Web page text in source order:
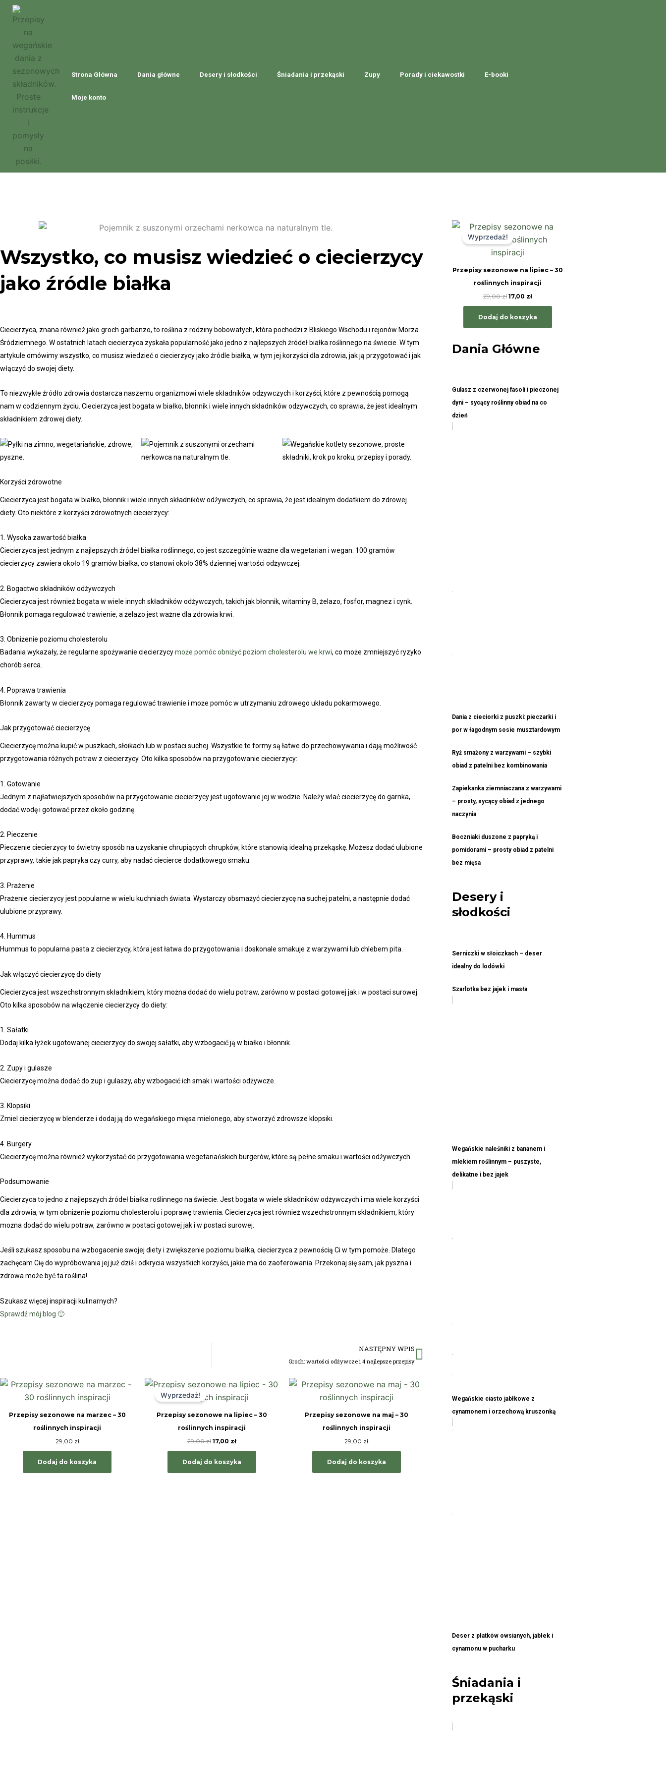
Przejdź
Strona Główna Dania główne Desery i słodkości Śniadania i przekąski Zupy Porady i ciekawostki E-booki
Moje konto
Wszystko, co musisz wiedzieć o ciecierzycy
jako źródle białka
Ciecierzyca, znana również jako groch garbanzo, to roślina z rodziny bobowatych, która pochodzi z Bliskiego Wschodu i rejonów Morza
Śródziemnego. W ostatnich latach ciecierzyca zyskała popularność jako jedno z najlepszych źródeł białka roślinnego na świecie. W tym
artykule omówimy wszystko, co musisz wiedzieć o ciecierzycy jako źródle białka, w tym jej korzyści dla zdrowia, jak ją przygotować i jak
włączyć do swojej diety.
To niezwykłe źródło zdrowia dostarcza naszemu organizmowi wiele składników odżywczych i korzyści, które z pewnością pomogą
nam w codziennym życiu. Ciecierzyca jest bogata w białko, błonnik i wiele innych składników odżywczych, co sprawia, że jest idealnym
składnikiem zdrowej diety.
Korzyści zdrowotne
Ciecierzyca jest bogata w białko, błonnik i wiele innych składników odżywczych, co sprawia, że ​​jest idealnym dodatkiem do zdrowej
diety. Oto niektóre z korzyści zdrowotnych ciecierzycy:
1. Wysoka zawartość białka
Ciecierzyca jest jednym z najlepszych źródeł białka roślinnego, co jest szczególnie ważne dla wegetarian i wegan. 100 gramów
ciecierzycy zawiera około 19 gramów białka, co stanowi około 38% dziennej wartości odżywczej.
2. Bogactwo składników odżywczych
Ciecierzyca jest również bogata w wiele innych składników odżywczych, takich jak błonnik, witaminy B, żelazo, fosfor, magnez i cynk.
Błonnik pomaga regulować trawienie, a żelazo jest ważne dla zdrowia krwi.
3. Obniżenie poziomu cholesterolu
Badania wykazały, że regularne spożywanie ciecierzycymoże pomóc obniżyć poziom cholesterolu we krwi, co może zmniejszyć ryzyko
chorób serca.
4. Poprawa trawienia
Błonnik zawarty w ciecierzycy pomaga regulować trawienie i może pomóc w utrzymaniu zdrowego układu pokarmowego.
Jak przygotować ciecierzycę
Ciecierzycę można kupić w puszkach, słoikach lub w postaci suchej. Wszystkie te formy są łatwe do przechowywania i dają możliwość
przygotowania różnych potraw z ciecierzycy. Oto kilka sposobów na przygotowanie ciecierzycy:
1. Gotowanie
Jednym z najłatwiejszych sposobów na przygotowanie ciecierzycy jest ugotowanie jej w wodzie. Należy wlać ciecierzycę do garnka,
dodać wodę i gotować przez około godzinę.
2. Pieczenie
Pieczenie ciecierzycy to świetny sposób na uzyskanie chrupiących chrupków, które stanowią idealną przekąskę. Możesz dodać ulubione
przyprawy, takie jak papryka czy curry, aby nadać ciecierce dodatkowego smaku.
3. Prażenie
Prażenie ciecierzycy jest popularne w wielu kuchniach świata. Wystarczy obsmażyć ciecierzycę na suchej patelni, a następnie dodać
ulubione przyprawy.
4. Hummus
Hummus to popularna pasta z ciecierzycy, która jest łatwa do przygotowania i doskonale smakuje z warzywami lub chlebem pita.
Jak włączyć ciecierzycę do diety
Ciecierzyca jest wszechstronnym składnikiem, który można dodać do wielu potraw, zarówno w postaci gotowej jak i w postaci surowej.
Oto kilka sposobów na włączenie ciecierzycy do diety:
1. Sałatki
Dodaj kilka łyżek ugotowanej ciecierzycy do swojej sałatki, aby wzbogacić ją w białko i błonnik.
2. Zupy i gulasze
Ciecierzycę można dodać do zup i gulaszy, aby wzbogacić ich smak i wartości odżywcze.
3. Klopsiki
Zmiel ciecierzycę w blenderze i dodaj ją do wegańskiego mięsa mielonego, aby stworzyć zdrowsze klopsiki.
4. Burgery
Ciecierzycę można również wykorzystać do przygotowania wegetariańskich burgerów, które są pełne smaku i wartości odżywczych.
Podsumowanie
Ciecierzyca to jedno z najlepszych źródeł białka roślinnego na świecie. Jest bogata w wiele składników odżywczych i ma wiele korzyści
dla zdrowia, w tym obniżenie poziomu cholesterolu i poprawę trawienia. Ciecierzyca jest również wszechstronnym składnikiem, który
można dodać do wielu potraw, zarówno w postaci gotowej jak i w postaci surowej.
Jeśli szukasz sposobu na wzbogacenie swojej diety i zwiększenie poziomu białka, ciecierzyca z pewnością Ci w tym pomoże. Dlatego
zachęcam Cię do wypróbowania jej już dziś i odkrycia wszystkich korzyści, jakie ma do zaoferowania. Przekonaj się sam, jak pyszna i
zdrowa może być ta roślina!
Szukasz więcej inspiracji kulinarnych?
Sprawdź mój blog 🙂
NASTĘPNY WPIS
Groch: wartości odżywcze i 4 najlepsze przepisy
Następny
Przepisy sezonowe na marzec – 30
roślinnych inspiracji
29,00 zł
Dodaj do koszyka
Wyprzedaż!
Przepisy sezonowe na lipiec – 30
roślinnych inspiracji
29,00zł
Pierwotna
cena
wynosiła:
29,00 zł.
17,00 zł
Aktualna
cena
wynosi:
17,00 zł.
Dodaj do koszyka
Przepisy sezonowe na maj – 30
roślinnych inspiracji
29,00 zł
Dodaj do koszyka
Wyprzedaż!
Przepisy sezonowe na lipiec – 30
roślinnych inspiracji
29,00zł
Pierwotna
cena
wynosiła:
29,00 zł.
17,00 zł
Aktualna
cena
wynosi:
17,00 zł.
Dodaj do koszyka
Dania Główne
Gulasz z czerwonej fasoli i pieczonej
dyni – sycący roślinny obiad na co
dzień
Dania z cieciorki z puszki: pieczarki i
por w łagodnym sosie musztardowym
Ryż smażony z warzywami – szybki
obiad z patelni bez kombinowania
Zapiekanka ziemniaczana z warzywami
– prosty, sycący obiad z jednego
naczynia
Boczniaki duszone z papryką i
pomidorami – prosty obiad z patelni
bez mięsa
Desery i
słodkości
Serniczki w słoiczkach – deser
idealny do lodówki
Szarlotka bez jajek i masła
Wegańskie naleśniki z bananem i
mlekiem roślinnym – puszyste,
delikatne i bez jajek
Wegańskie ciasto jabłkowe z
cynamonem i orzechową kruszonką
Deser z płatków owsianych, jabłek i
cynamonu w pucharku
Śniadania i
przekąski